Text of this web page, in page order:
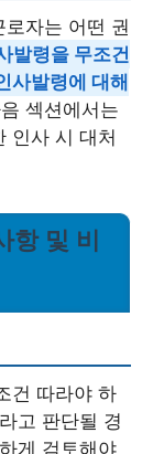
자는 어떤 권
발령을 무조건
사발령에 대해
섹션에서는
인사 시 대처
항 및 비
건 따라야 하
고 판단될 경
게 검토해야